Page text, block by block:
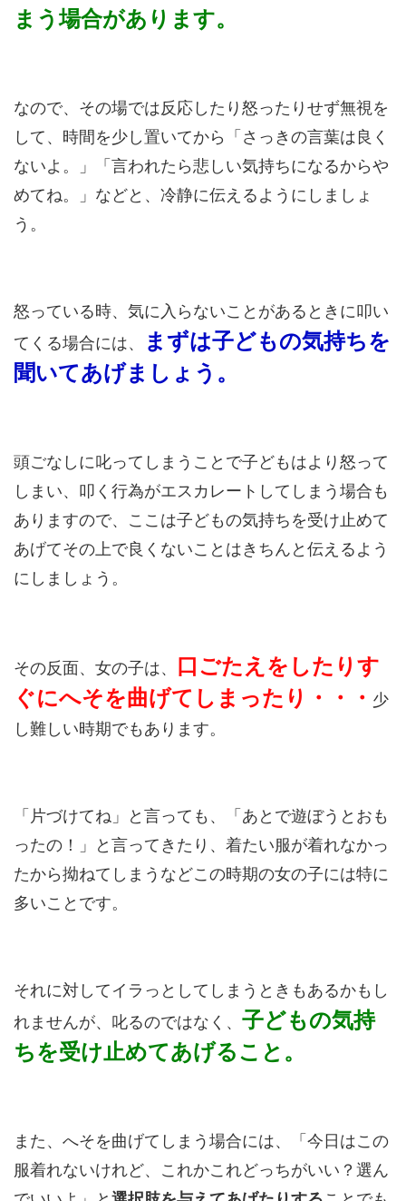
まう場合があります。
なので、その場では反応したり怒ったりせず無視を
して、時間を少し置いてから「さっきの言葉は良く
ないよ。」「言われたら悲しい気持ちになるからや
めてね。」などと、冷静に伝えるようにしましょ
う。
怒っている時、気に入らないことがあるときに叩い
てくる場合には、
まずは子どもの気持ちを
聞いてあげましょう。
頭ごなしに叱ってしまうことで子どもはより怒って
しまい、叩く行為がエスカレートしてしまう場合も
ありますので、ここは子どもの気持ちを受け止めて
あげてその上で良くないことはきちんと伝えるよう
にしましょう。
その反面、女の子は、 口ごたえをしたりす
ぐにへそを曲げてしまったり・・・ 少
し難しい時期でもあります。
「片づけてね」と言っても、「あとで遊ぼうとおも
ったの！」と言ってきたり、着たい服が着れなかっ
たから拗ねてしまうなどこの時期の女の子には特に
多いことです。
それに対してイラっとしてしまうときもあるかもし
れませんが、叱るのではなく、 子どもの気持
ちを受け止めてあげること。
また、へそを曲げてしまう場合には、「今日はこの
服着れないけれど、これかこれどっちがいい？選ん